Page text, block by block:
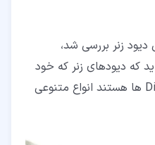
دیود زنر بررسی شد،
که دیودهای زنر که خود
یکی از انواع ویژه خانواده Diode ها هستند انواع متنوعی